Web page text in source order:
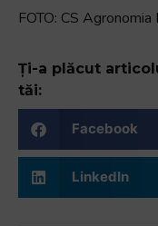
FOTO: CS
Ți-a plăcut
tăi:
Facebook
LinkedIn